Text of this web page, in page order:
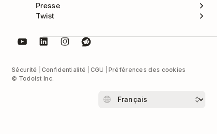
Presse
Twist
Sécurité Confidentialité CGU
Préférences des cookies
© Todoist Inc.